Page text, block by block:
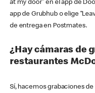
at my door” en el app de
app de Grubhub o elige
de entrega en Postmates.
¿Hay cámaras de
restaurantes
Sí, hacemos grabaciones